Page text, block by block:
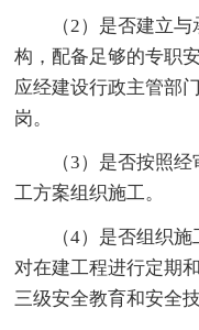
（2）是否建立
构，配备足够的专职
应经建设行政主管部
岗。
（3）是否按照
工方案组织施工。
（4）是否组织
对在建工程进行定期
三级安全教育和安全